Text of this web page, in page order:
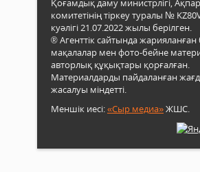
комитетінің тіркеу туралы №
куәлігі 21.07.2022 жылы берілген.
® Агенттік сайтында
мақалалар мен фото-бейне
авторлық құқықтары қорғалған.
Материалдарды пайдаланған
жасалуы міндетті.
Меншік иесі:«Сыр медиа»ЖШС.